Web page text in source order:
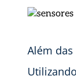
Além das